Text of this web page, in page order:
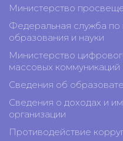
Министерство
Федеральная служба
образования и науки
Министерство
массовых
Сведения об
Сведения о доходах и
организации
Противодействие